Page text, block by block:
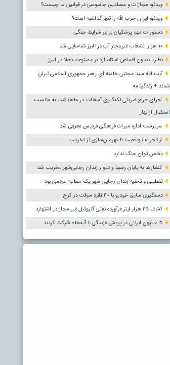
ویدئو؛ مجازات و مصادیق جاسوسی در قوانین ما چیست؟
ویدئو؛ ایران حزب الله را تنها گذاشته است؟
دستورات مهم پزشکیان برای شرایط جنگی
۱۰ هزار انشعاب غیرمجاز آب در البرز شناسایی شد
نظارت بدون اغماض استاندارد بر مصنوعات طلا در البرز
آیت الله سید مجتبی خامنه ای رهبر جمهوری اسلامی ایران
شدند + زندگینامه
اجرای طرح ضربتی لکه‌گیری آسفالت در ماهدشت به مناسبت
استقبال از بهار
سرپرست اداره میراث فرهنگی فردیس معرفی شد
از تحریف واقعیت تا قهرمان‌سازی از تخریب
دشمن توان جنگ ندارد
انتظارها به پایان رسید و دیوار زندان رجایی‌شهر تخریب شد
تعطیلی و تخلیه زندان رجایی شهر یک مطالبه مردمی بود
دستگیری سارق خودرو با ۴۰ فقره سرقت در کرج
کشف ۲۵ هزار لیتر فرآورده نفتی گازوئیل غیر مجاز در اشتهارد
۵ میلیون ایرانی در پویش «زندگی با آیه‌ها» شرکت کردند